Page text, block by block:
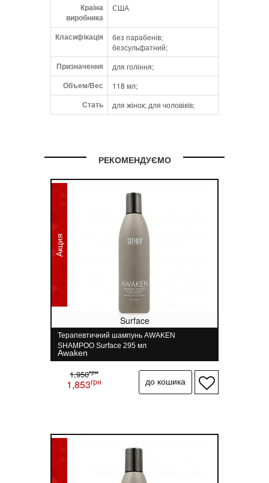
(Cadelilla Cera/Cire De Candelilla),
Hydrolyzed Vegetable Protein Pg-Propyl
Silanetriol, Water/Eau
Країна
виробника
США
Класифікація
без парабенів;
безсульфатний;
Призначення для гоління;
Объем/Вес 118 мл;
Стать для жінок; для чоловіків;
РЕКОМЕНДУЄМО
Акция
Surface
Терапевтичний шампунь AWAKEN
SHAMPOO Surface 295 мл
Awaken
1,950грн
1,853грн